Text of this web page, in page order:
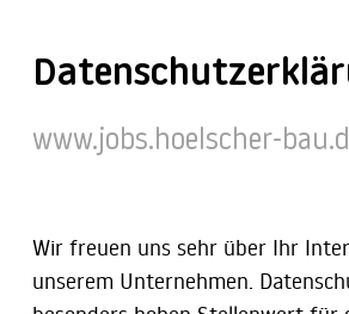
www.jobs.hoelscher-
Wir freuen uns sehr über Ihr
unserem Unternehmen.